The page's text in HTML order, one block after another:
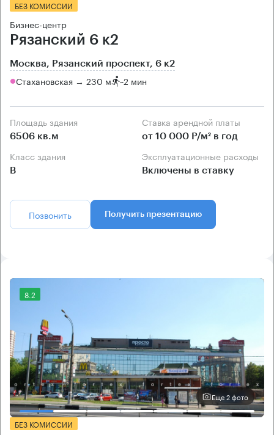
БЕЗ КОМИССИИ
Бизнес-центр
Рязанский 6 к2
Москва, Рязанский проспект, 6 к2
Стахановская → 230 м ~2 мин
Площадь здания
6506 кв.м
Ставка арендной платы
от 10 000 Р/м² в год
Класс здания
B
Эксплуатационные расходы
Включены в ставку
Позвонить Получить презентацию
8.2
Еще 2 фото
БЕЗ КОМИССИИ